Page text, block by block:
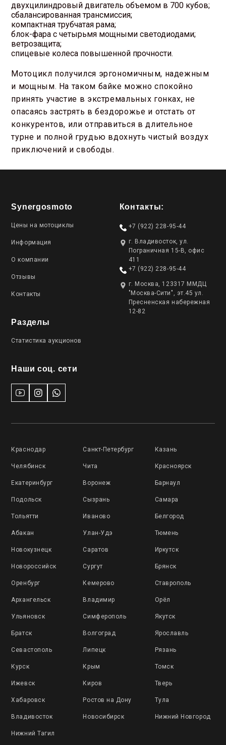
двухцилиндровый двигатель объемом в 700 кубов;
сбалансированная трансмиссия;
компактная трубчатая рама;
блок-фара с четырьмя мощными светодиодами;
ветрозащита;
спицевые колеса повышенной прочности.
Мотоцикл получился эргономичным, надежным
и мощным. На таком байке можно спокойно
принять участие в экстремальных гонках, не
опасаясь застрять в бездорожье и отстать от
конкурентов, или отправиться в длительное
турне и полной грудью вдохнуть чистый воздух
приключений и свободы.
Synergosmoto
Цены на мотоциклы
Информация
О компании
Отзывы
Контакты
Разделы
Статистика аукционов
Наши соц. сети
Контакты:
+7 (922) 228-95-44
г. Владивосток, ул.
Пограничная 15-В, офис
411
+7 (922) 228-95-44
г. Москва, 123317 ММДЦ
"Москва-Сити", эт.45 ул.
Пресненская набережная
12-82
Краснодар Санкт-Петербург Казань
Челябинск Чита Красноярск
Екатеринбург Воронеж Барнаул
Подольск Сызрань Самара
Тольятти Иваново Белгород
Абакан Улан-Удэ Тюмень
Новокузнецк Саратов Иркутск
Новороссийск Сургут Брянск
Оренбург Кемерово Ставрополь
Архангельск Владимир Орёл
Ульяновск Симферополь Якутск
Братск Волгоград Ярославль
Севастополь Липецк Рязань
Курск Крым Томск
Ижевск Киров Тверь
Хабаровск Ростов на Дону Тула
Владивосток Новосибирск Нижний Новгород
Нижний Тагил